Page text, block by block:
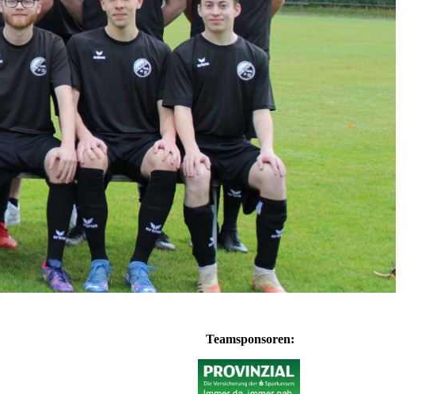
Teamsponsoren: